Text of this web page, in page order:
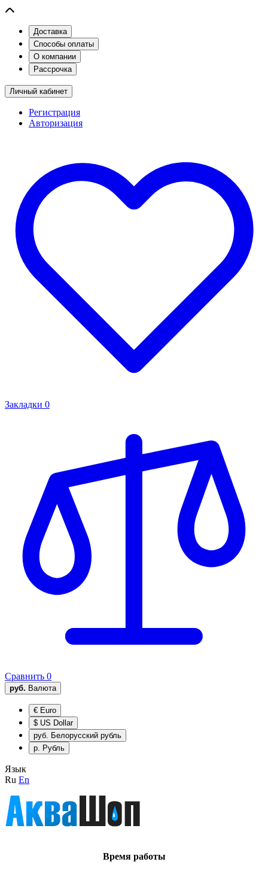
Доставка
Способы оплаты
О компании
Рассрочка
Личный кабинет
Регистрация
Авторизация
Закладки 0
Сравнить 0
руб. Валюта
€ Euro
$ US Dollar
руб. Белорусский рубль
р. Рубль
Язык
Ru En
Время работы